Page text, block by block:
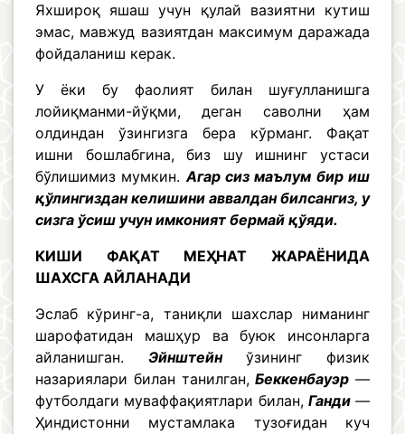
Яхшироқ яшаш учун қулай вазиятни кутиш
эмас, мавжуд вазиятдан максимум даражада
фойдаланиш керак.
У ёки бу фаолият билан шуғулланишга
лойиқманми-йўқми, деган саволни ҳам
олдиндан ўзингизга бера кўрманг. Фақат
ишни бошлабгина, биз шу ишнинг устаси
бўлишимиз мумкин.Агар сиз маълум бир иш
қўлингиздан келишини аввалдан билсангиз, у
сизга ўсиш учун имконият бермай қўяди.
КИШИ ФАҚАТ МЕҲНАТ ЖАРАЁНИДА
ШАХСГА АЙЛАНАДИ
Эслаб кўринг-а, таниқли шахслар ниманинг
шарофатидан машҳур ва буюк инсонларга
айланишган. Эйнштейнўзининг физик
назариялари билан танилган,Беккенбауэр —
футболдаги муваффақиятлари билан, Ганди—
Ҳиндистонни мустамлака тузоғидан куч